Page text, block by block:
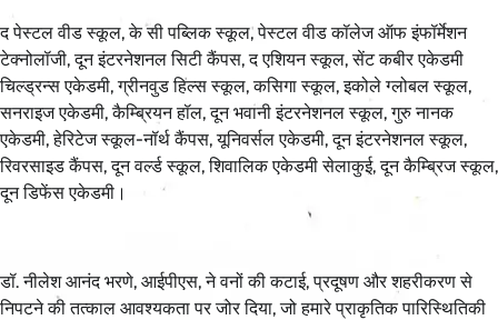
द पेस्टल वीड स्कूल, के सी पब्लिक स्कूल, पेस्टल वीड कॉलेज ऑफ इंफॉर्मेशन
टेक्नोलॉजी, दून इंटरनेशनल सिटी कैंपस, द एशियन स्कूल, सेंट कबीर एकेडमी
चिल्ड्रन्स एकेडमी, ग्रीनवुड हिल्स स्कूल, कसिगा स्कूल, इकोले ग्लोबल स्कूल,
सनराइज एकेडमी, कैम्ब्रियन हॉल, दून भवानी इंटरनेशनल स्कूल, गुरु नानक
एकेडमी, हेरिटेज स्कूल-नॉर्थ कैंपस, यूनिवर्सल एकेडमी, दून इंटरनेशनल स्कूल,
रिवरसाइड कैंपस, दून वर्ल्ड स्कूल, शिवालिक एकेडमी सेलाकुई, दून कैम्ब्रिज स्कूल,
दून डिफेंस एकेडमी।
डॉ. नीलेश आनंद भरणे, आईपीएस, ने वनों की कटाई, प्रदूषण और शहरीकरण से
निपटने की तत्काल आवश्यकता पर जोर दिया, जो हमारे प्राकृतिक पारिस्थितिकी